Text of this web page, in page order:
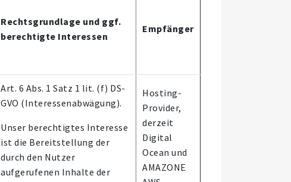
Rechtsgrundlage und ggf.
berechtigte Interessen
Empfänger
Art. 6 Abs. 1 Satz 1 lit. (f) DS-
GVO (Interessenabwägung).
Unser berechtigtes Interesse
ist die Bereitstellung der
durch den Nutzer
aufgerufenen Inhalte der
Hosting-
Provider,
derzeit
Digital
Ocean und
AMAZONE